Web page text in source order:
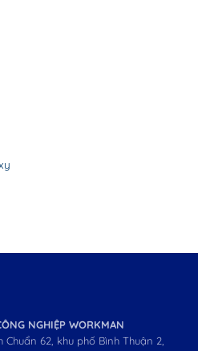
NGHIỆP WORKMAN
62, khu phố Bình Thuận 2,